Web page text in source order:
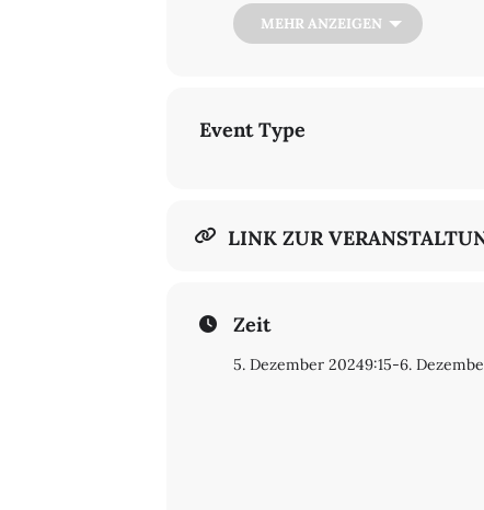
gemacht. Alte Fragen nach dem
zu einer neuen und schwierigen
Provokation
Die Sprachen der Veranstaltung
9.15
Eva Geulen (ZfL): Begrüßung
Peter Strohschneider
MEHR ANZEIGEN
Event Type
LINK ZUR
Zeit
5. Dezember 20249:15-6.